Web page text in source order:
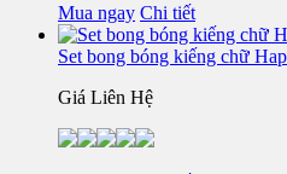
Mua ngay Chi tiết
Set bong bóng kiếng chữ
Giá Liên Hệ